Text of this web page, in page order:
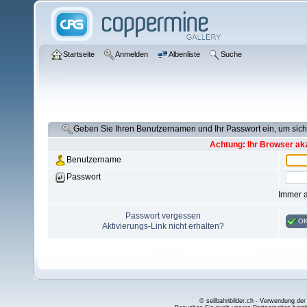
Startseite Anmelden Albenliste Suche
Geben Sie Ihren Benutzernamen und Ihr Passwort ein, um
Achtung: Ihr Browser
Benutzername
Passwort
Immer
Passwort vergessen
Aktivierungs-Link nicht erhalten?
© seilbahnbilder.ch - Verwendung